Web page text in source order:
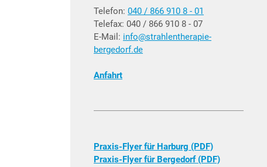
Telefon: 040 / 866 910 8 - 01
Telefax: 040 / 866 910 8 - 07
E-Mail: info@strahlentherapie-
bergedorf.de
Anfahrt
Praxis-Flyer für Harburg (PDF)
Praxis-Flyer für Bergedorf (PDF)